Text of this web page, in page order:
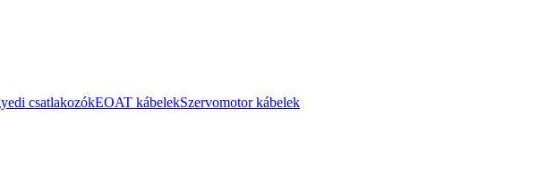
csatlakozókEOAT kábelekSzervomotor kábelek